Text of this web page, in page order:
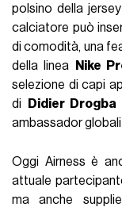
polsino della
calciatore può
di comodità, una
della linea
Nike
selezione di capi
di
Didier Drogba
ambassador
Oggi Airness è
attuale
ma anche